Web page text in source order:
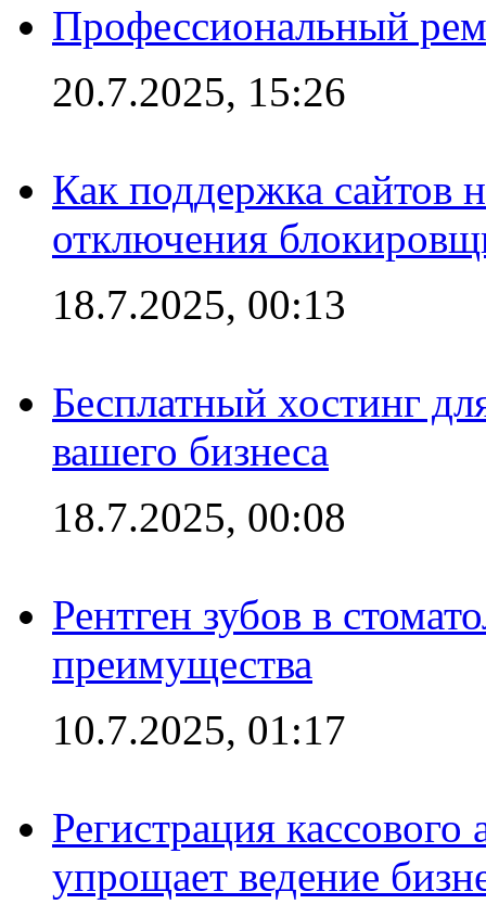
Профессиональный
20.7.2025, 15:26
Как поддержка сайтов
отключения
18.7.2025, 00:13
Бесплатный хостинг
вашего бизнеса
18.7.2025, 00:08
Рентген зубов в
преимущества
10.7.2025, 01:17
Регистрация
упрощает ведение